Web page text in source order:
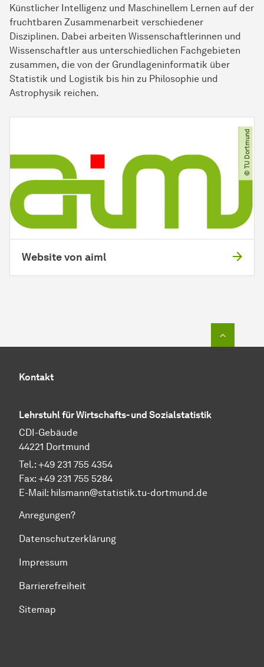
Künstlicher Intelligenz und Maschinellem Lernen auf der
fruchtbaren Zusammenarbeit verschiedener
Disziplinen. Dabei arbeiten Wissenschaftlerinnen und
Wissenschaftler aus unterschiedlichen Fachgebieten
zusammen, die von der Grundlageninformatik über
Statistik und Logistik bis hin zu Philosophie und
Astrophysik reichen.
© TU Dortmund
Website von aiml
Kontakt
Lehrstuhl für Wirtschafts- und Sozialstatistik
CDI-Gebäude
44221 Dortmund
Tel.: +49 231 755 4354
Fax: +49 231 755 5284
E-Mail: hilsmann@statistik.tu-dortmund.de
Anregungen?
Datenschutzerklärung
Impressum
Barrierefreiheit
Sitemap